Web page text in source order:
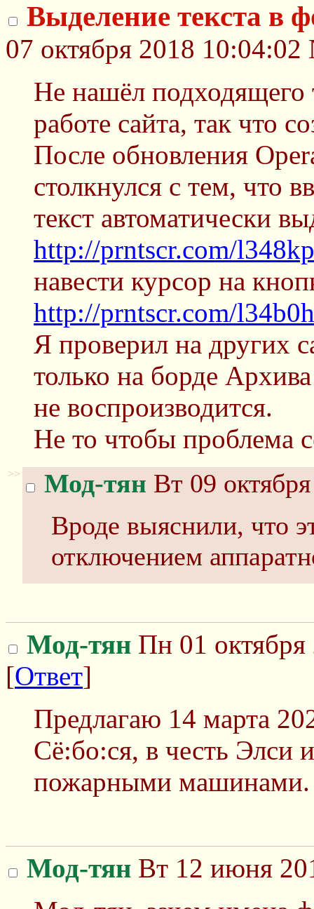
Выделение текста в
07 октября 2018 10:04:02
Не нашёл подходящего
работе сайта, так что
После обновления
столкнулся с тем, что
текст автоматически
http://prntscr.com/l348kp
навести курсор на
http://prntscr.com/l34b0h
Я проверил на других
только на борде
не воспроизводится.
Не то чтобы проблема
>> Мод-тян Вт 09
Вроде выяснили, что
отключением
Мод-тян Пн 01
[Ответ]
Предлагаю 14 марта
Сё:бо:ся, в честь Элси
пожарными машинами.
Мод-тян Вт 12 июня